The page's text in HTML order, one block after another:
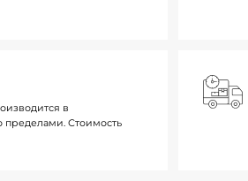
в
пределами. Стоимость